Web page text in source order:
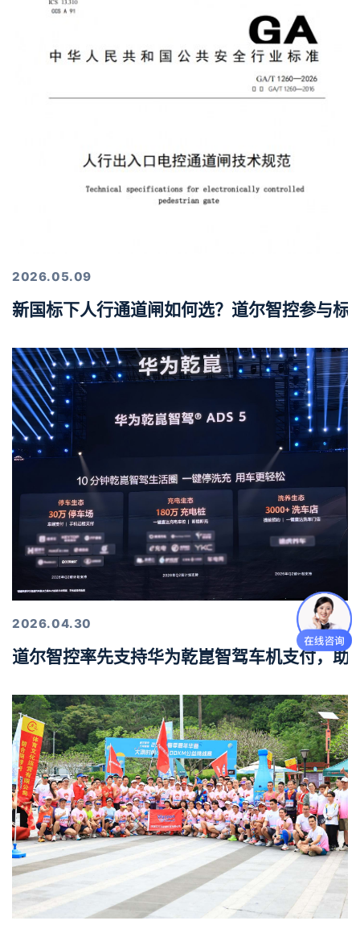
2026.05.09
新国标下人行通道闸如何选？道尔智控参与标
2026.04.30
道尔智控率先支持华为乾崑智驾车机支付，助